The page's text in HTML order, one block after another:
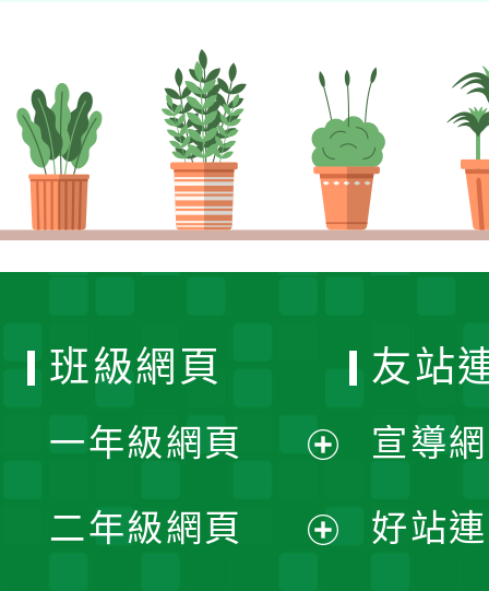
班級網頁
一年級網頁
開
二年級網頁
友站
宣導
好站